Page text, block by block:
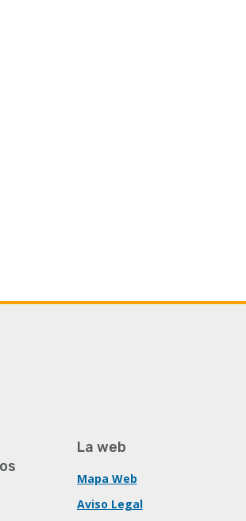
La web
Mapa Web
Aviso Legal